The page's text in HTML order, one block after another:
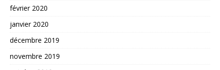
février 2020
janvier 2020
décembre 2019
novembre 2019